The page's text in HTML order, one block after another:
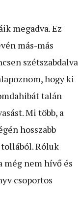
megadva. Ez
más-más
szétszabdalva
hogy ki
talán
Mi több, a
hosszabb
Róluk
még nem hívő és
csoportos